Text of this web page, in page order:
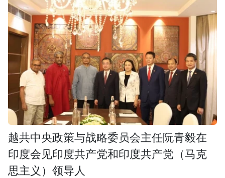
越共中央政策与战略委员会主任阮青毅在
印度会见印度共产党和印度共产党（马克
思主义）领导人